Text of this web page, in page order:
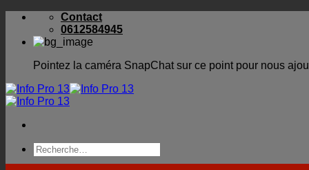
Skip
content
Contact
0612584945
Pointez la caméra SnapChat sur ce point pour nous
Recherche
pour :